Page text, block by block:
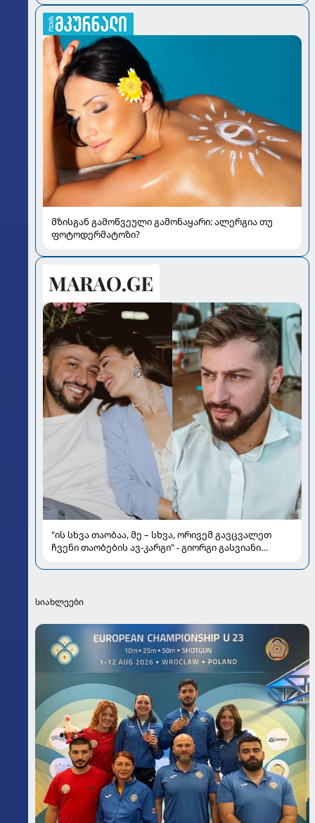
მზისგან გამოწვეული გამონაყარი: ალერგია თუ
ფოტოდერმატოზი?
"ის სხვა თაობაა, მე – სხვა, ორივემ გავცვალეთ
ჩვენი თაობების ავ-კარგი" - გიორგი გასვიანი
სიახლეები